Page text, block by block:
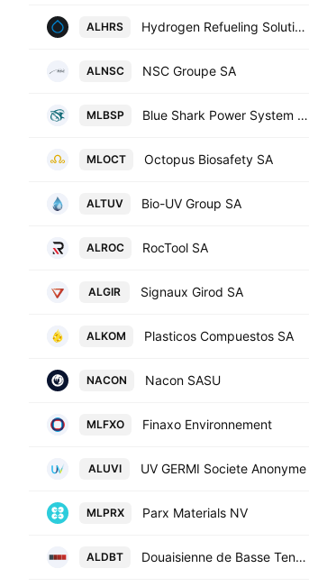
ALHRS Hydrogen Refueling Solutions SA
ALNSC NSC Groupe SA
MLBSP Blue Shark Power System SA
MLOCT Octopus Biosafety SA
ALTUV Bio-UV Group SA
ALROC RocTool SA
ALGIR Signaux Girod SA
ALKOM Plasticos Compuestos SA
NACON Nacon SASU
MLFXO Finaxo Environnement
ALUVI UV GERMI Societe Anonyme
MLPRX Parx Materials NV
ALDBT Douaisienne de Basse Tension SAS